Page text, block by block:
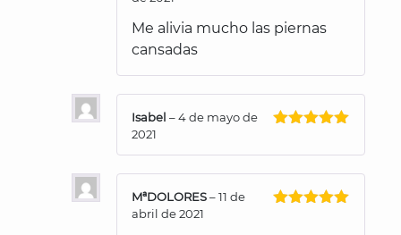
Me alivia mucho las piernas
cansadas
con5de 5
Isabel –4 de mayo de
2021
MªDOLORES–11 de
abril de 2021